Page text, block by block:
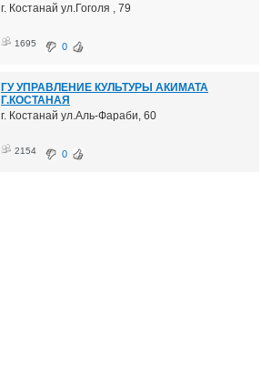
г. Костанай ул.Гоголя , 79
1695 0
ГУ УПРАВЛЕНИЕ КУЛЬТУРЫ АКИМАТА
Г.КОСТАНАЯ
г. Костанай ул.Аль-Фараби, 60
2154 0